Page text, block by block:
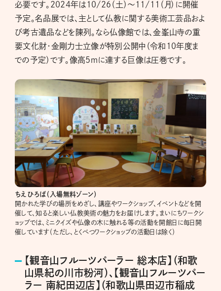
必要です。2024年は10/26（土）～11/11（月）に開催
予定。名品展では、主として仏教に関する美術工芸品およ
び考古遺品などを陳列。なら仏像館では、金峯山寺の重
要文化財・金剛力士立像が特別公開中（令和10年度ま
での予定）です。像高5ｍに達する巨像は圧巻です。
ちえひろば（入場無料ゾーン）
開かれた学びの場所をめざし、講座やワークショップ、イベントなどを開
催して、知ると楽しい仏教美術の魅力をお届けします。まいにちワークシ
ョップでは、ミニクイズや仏像の木に触れる等の活動を開館日に毎日開
催しています（ただし、とくべつワークショップの活動日は除く）
【観音山フルーツパーラー 総本店】（和歌
山県紀の川市粉河）、【観音山フルーツパー
ラー 南紀田辺店】（和歌山県田辺市稲成